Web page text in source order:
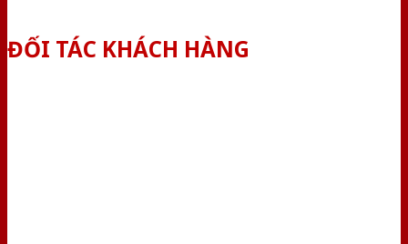
ĐỐI TÁC KHÁCH HÀNG